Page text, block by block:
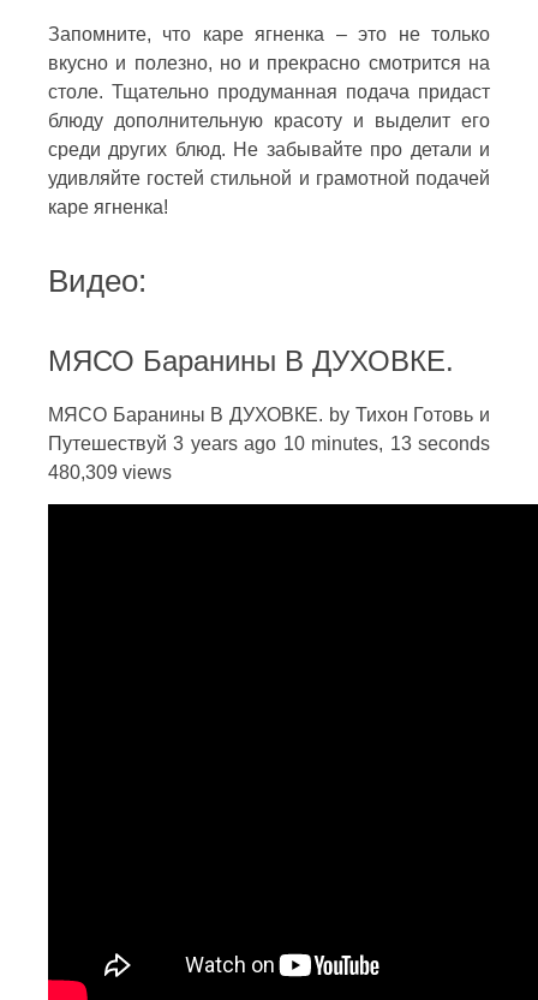
Запомните, что каре ягненка – это не только
вкусно и полезно, но и прекрасно смотрится на
столе. Тщательно продуманная подача придаст
блюду дополнительную красоту и выделит его
среди других блюд. Не забывайте про детали и
удивляйте гостей стильной и грамотной подачей
каре ягненка!
Видео:
МЯСО Баранины В ДУХОВКЕ.
МЯСО Баранины В ДУХОВКЕ. by Тихон Готовь и
Путешествуй 3 years ago 10 minutes, 13 seconds
480,309 views